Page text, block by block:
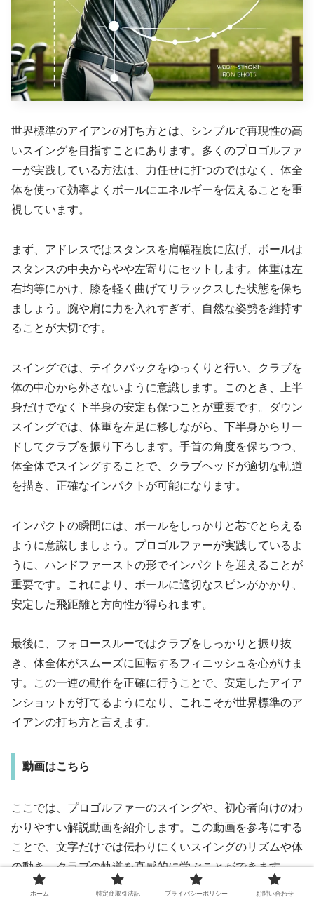
世界標準のアイアンの打ち方とは、シンプルで再現性の高
いスイングを目指すことにあります。多くのプロゴルファ
ーが実践している方法は、力任せに打つのではなく、体全
体を使って効率よくボールにエネルギーを伝えることを重
視しています。
まず、アドレスではスタンスを肩幅程度に広げ、ボールは
スタンスの中央からやや左寄りにセットします。体重は左
右均等にかけ、膝を軽く曲げてリラックスした状態を保ち
ましょう。腕や肩に力を入れすぎず、自然な姿勢を維持す
ることが大切です。
スイングでは、テイクバックをゆっくりと行い、クラブを
体の中心から外さないように意識します。このとき、上半
身だけでなく下半身の安定も保つことが重要です。ダウン
スイングでは、体重を左足に移しながら、下半身からリー
ドしてクラブを振り下ろします。手首の角度を保ちつつ、
体全体でスイングすることで、クラブヘッドが適切な軌道
を描き、正確なインパクトが可能になります。
インパクトの瞬間には、ボールをしっかりと芯でとらえる
ように意識しましょう。プロゴルファーが実践しているよ
うに、ハンドファーストの形でインパクトを迎えることが
重要です。これにより、ボールに適切なスピンがかかり、
安定した飛距離と方向性が得られます。
最後に、フォロースルーではクラブをしっかりと振り抜
き、体全体がスムーズに回転するフィニッシュを心がけま
す。この一連の動作を正確に行うことで、安定したアイア
ンショットが打てるようになり、これこそが世界標準のア
イアンの打ち方と言えます。
動画はこちら
ここでは、プロゴルファーのスイングや、初心者向けのわ
かりやすい解説動画を紹介します。この動画を参考にする
ことで、文字だけでは伝わりにくいスイングのリズムや体
の動き、クラブの軌道を直感的に学ぶことができます。
ホーム 特定商取引法記 プライバシーポリシー お問い合わせ